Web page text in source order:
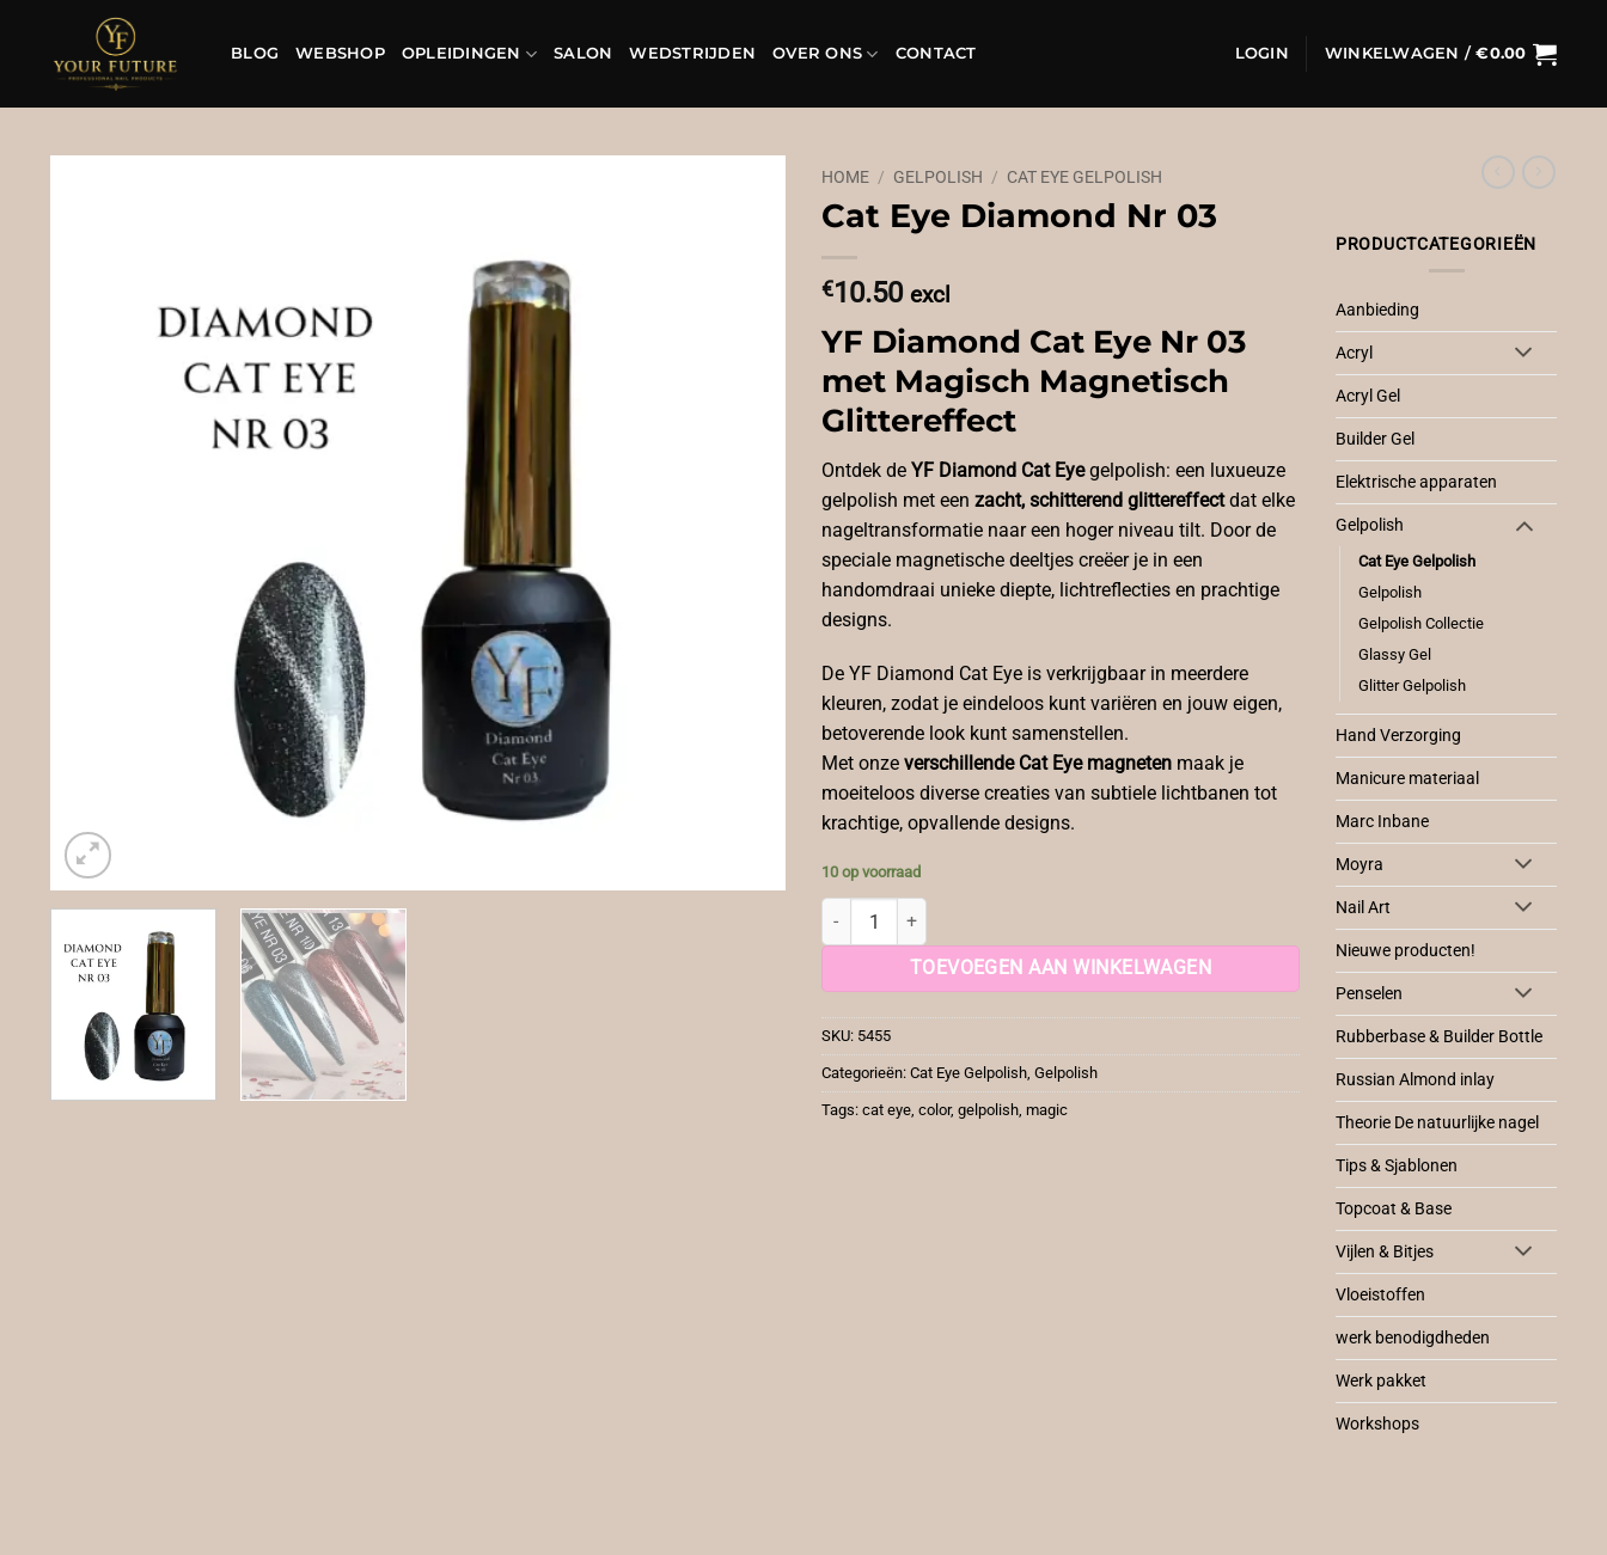
inhoud
BLOG WEBSHOP OPLEIDINGEN SALON WEDSTRIJDEN OVER ONS CONTACT LOGIN WINKELWAGEN /€0.00
HOME / GELPOLISH / CAT EYE GELPOLISH
Cat Eye Diamond Nr 03
€10.50 excl
YF Diamond Cat Eye Nr 03
met Magisch Magnetisch
Glittereffect
Ontdek de YF Diamond Cat Eyegelpolish: een luxueuze
gelpolish met een zacht, schitterend glittereffectdat elke
nageltransformatie naar een hoger niveau tilt. Door de
speciale magnetische deeltjes creëer je in een
handomdraai unieke diepte, lichtreflecties en prachtige
designs.
De YF Diamond Cat Eye is verkrijgbaar in meerdere
kleuren, zodat je eindeloos kunt variëren en jouw eigen,
betoverende look kunt samenstellen.
Met onze verschillende Cat Eye magneten maak je
moeiteloos diverse creaties van subtiele lichtbanen tot
krachtige, opvallende designs.
10 op voorraad
Cat Eye Diamond Nr 03 aantal
TOEVOEGEN AAN WINKELWAGEN
SKU: 5455
Categorieën: Cat Eye Gelpolish Gelpolish
Tags: cat eye color, gelpolish magic
PRODUCTCATEGORIEËN
Aanbieding
Acryl
Acryl Gel
Builder Gel
Elektrische apparaten
Gelpolish
Cat Eye Gelpolish
Gelpolish
Gelpolish Collectie
Glassy Gel
Glitter Gelpolish
Hand Verzorging
Manicure materiaal
Marc Inbane
Moyra
Nail Art
Nieuwe producten!
Penselen
Rubberbase & Builder Bottle
Russian Almond inlay
Theorie De natuurlijke nagel
Tips & Sjablonen
Topcoat & Base
Vijlen & Bitjes
Vloeistoffen
werk benodigdheden
Werk pakket
Workshops